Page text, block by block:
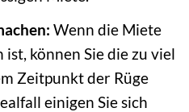
Wenn die Miete
können Sie die zu viel
Zeitpunkt der Rüge
einigen Sie sich